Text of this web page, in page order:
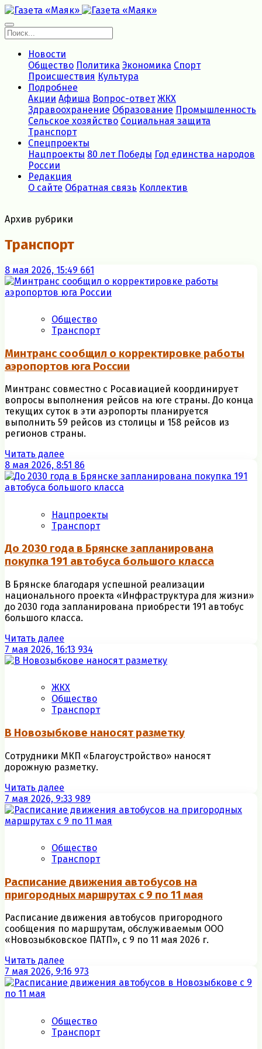
Новости
Общество Политика Экономика Спорт
Происшествия Культура
Подробнее
Акции Афиша Вопрос-ответ ЖКХ
Здравоохранение Образование Промышленность
Сельское хозяйство Социальная защита
Транспорт
Спецпроекты
Нацпроекты 80 лет Победы Год единства народов
России
Редакция
О сайте Обратная связь Коллектив
Архив рубрики
Транспорт
8 мая 2026, 15:49 661
Общество
Транспорт
Минтранс сообщил о корректировке работы
аэропортов юга России
Минтранс совместно с Росавиацией координирует
вопросы выполнения рейсов на юге страны. До конца
текущих суток в эти аэропорты планируется
выполнить 59 рейсов из столицы и 158 рейсов из
регионов страны.
Читать далее
8 мая 2026, 8:51 86
Нацпроекты
Транспорт
До 2030 года в Брянске запланирована
покупка 191 автобуса большого класса
В Брянске благодаря успешной реализации
национального проекта «Инфраструктура для жизни»
до 2030 года запланирована приобрести 191 автобус
большого класса.
Читать далее
7 мая 2026, 16:13 934
ЖКХ
Общество
Транспорт
В Новозыбкове наносят разметку
Сотрудники МКП «Благоустройство» наносят
дорожную разметку.
Читать далее
7 мая 2026, 9:33 989
Общество
Транспорт
Расписание движения автобусов на
пригородных маршрутах с 9 по 11 мая
Расписание движения автобусов пригородного
сообщения по маршрутам, обслуживаемым ООО
«Новозыбковское ПАТП», с 9 по 11 мая 2026 г.
Читать далее
7 мая 2026, 9:16 973
Общество
Транспорт